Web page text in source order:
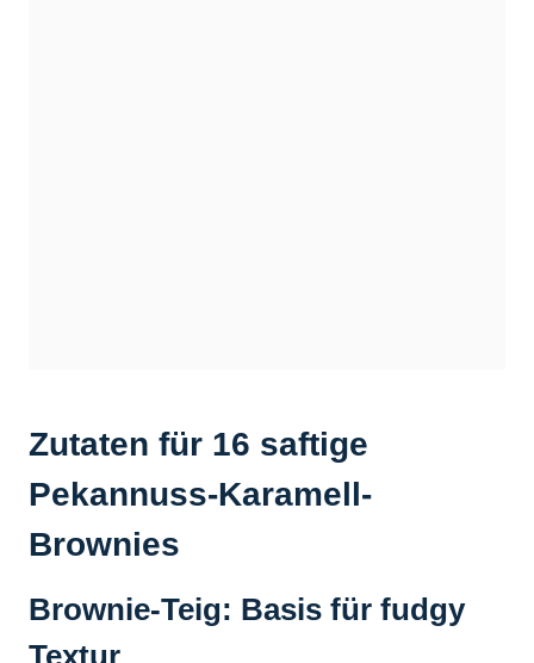
Zutaten für 16 saftige
Pekannuss-Karamell-
Brownies
Brownie-Teig: Basis für fudgy
Textur